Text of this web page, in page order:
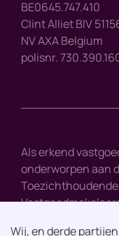
BE0645.747.410
Clint Alliet BIV
NV AXA Belgium
polisnr.
Als erkend
onderworpen aan
Wij, en derde